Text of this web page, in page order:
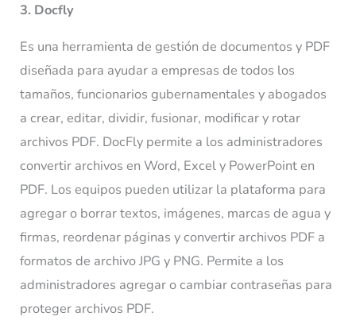
3. Docfly
Es una herramienta de gestión de documentos y PDF
diseñada para ayudar a empresas de todos los
tamaños, funcionarios gubernamentales y abogados
a crear, editar, dividir, fusionar, modificar y rotar
archivos PDF. DocFly permite a los administradores
convertir archivos en Word, Excel y PowerPoint en
PDF. Los equipos pueden utilizar la plataforma para
agregar o borrar textos, imágenes, marcas de agua y
firmas, reordenar páginas y convertir archivos PDF a
formatos de archivo JPG y PNG. Permite a los
administradores agregar o cambiar contraseñas para
proteger archivos PDF.